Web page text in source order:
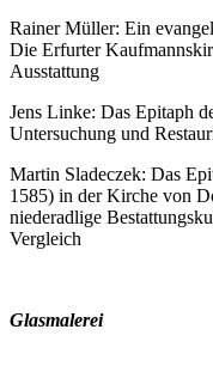
Rainer Müller: Ein
Die Erfurter
Ausstattung
Jens Linke: Das Epitaph
Untersuchung und
Martin Sladeczek: Das
1585) in der Kirche von
niederadlige
Vergleich
Glasmalerei